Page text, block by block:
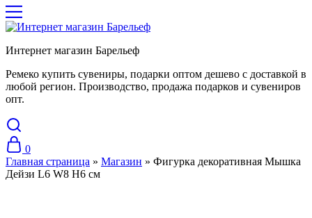
Интернет магазин Барельеф
Ремеко купить сувениры, подарки оптом дешево с доставкой в
любой регион. Производство, продажа подарков и сувениров
опт.
0
Главная страница » Магазин » Фигурка декоративная Мышка
Дейзи L6 W8 H6 см